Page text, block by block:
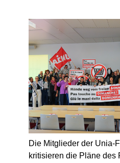
Die Mitglieder der Unia-
kritisieren die Pläne des